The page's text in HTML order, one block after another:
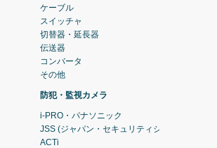
ケーブル
スイッチャ
切替器・延長器
伝送器
コンバータ
その他
防犯・監視カメラ
i-PRO・パナソニック
JSS (ジャパン・セキュリティシステム)
ACTi